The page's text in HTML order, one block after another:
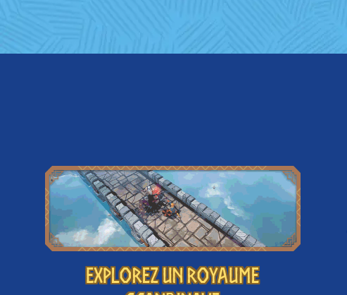
Explorez un royaume